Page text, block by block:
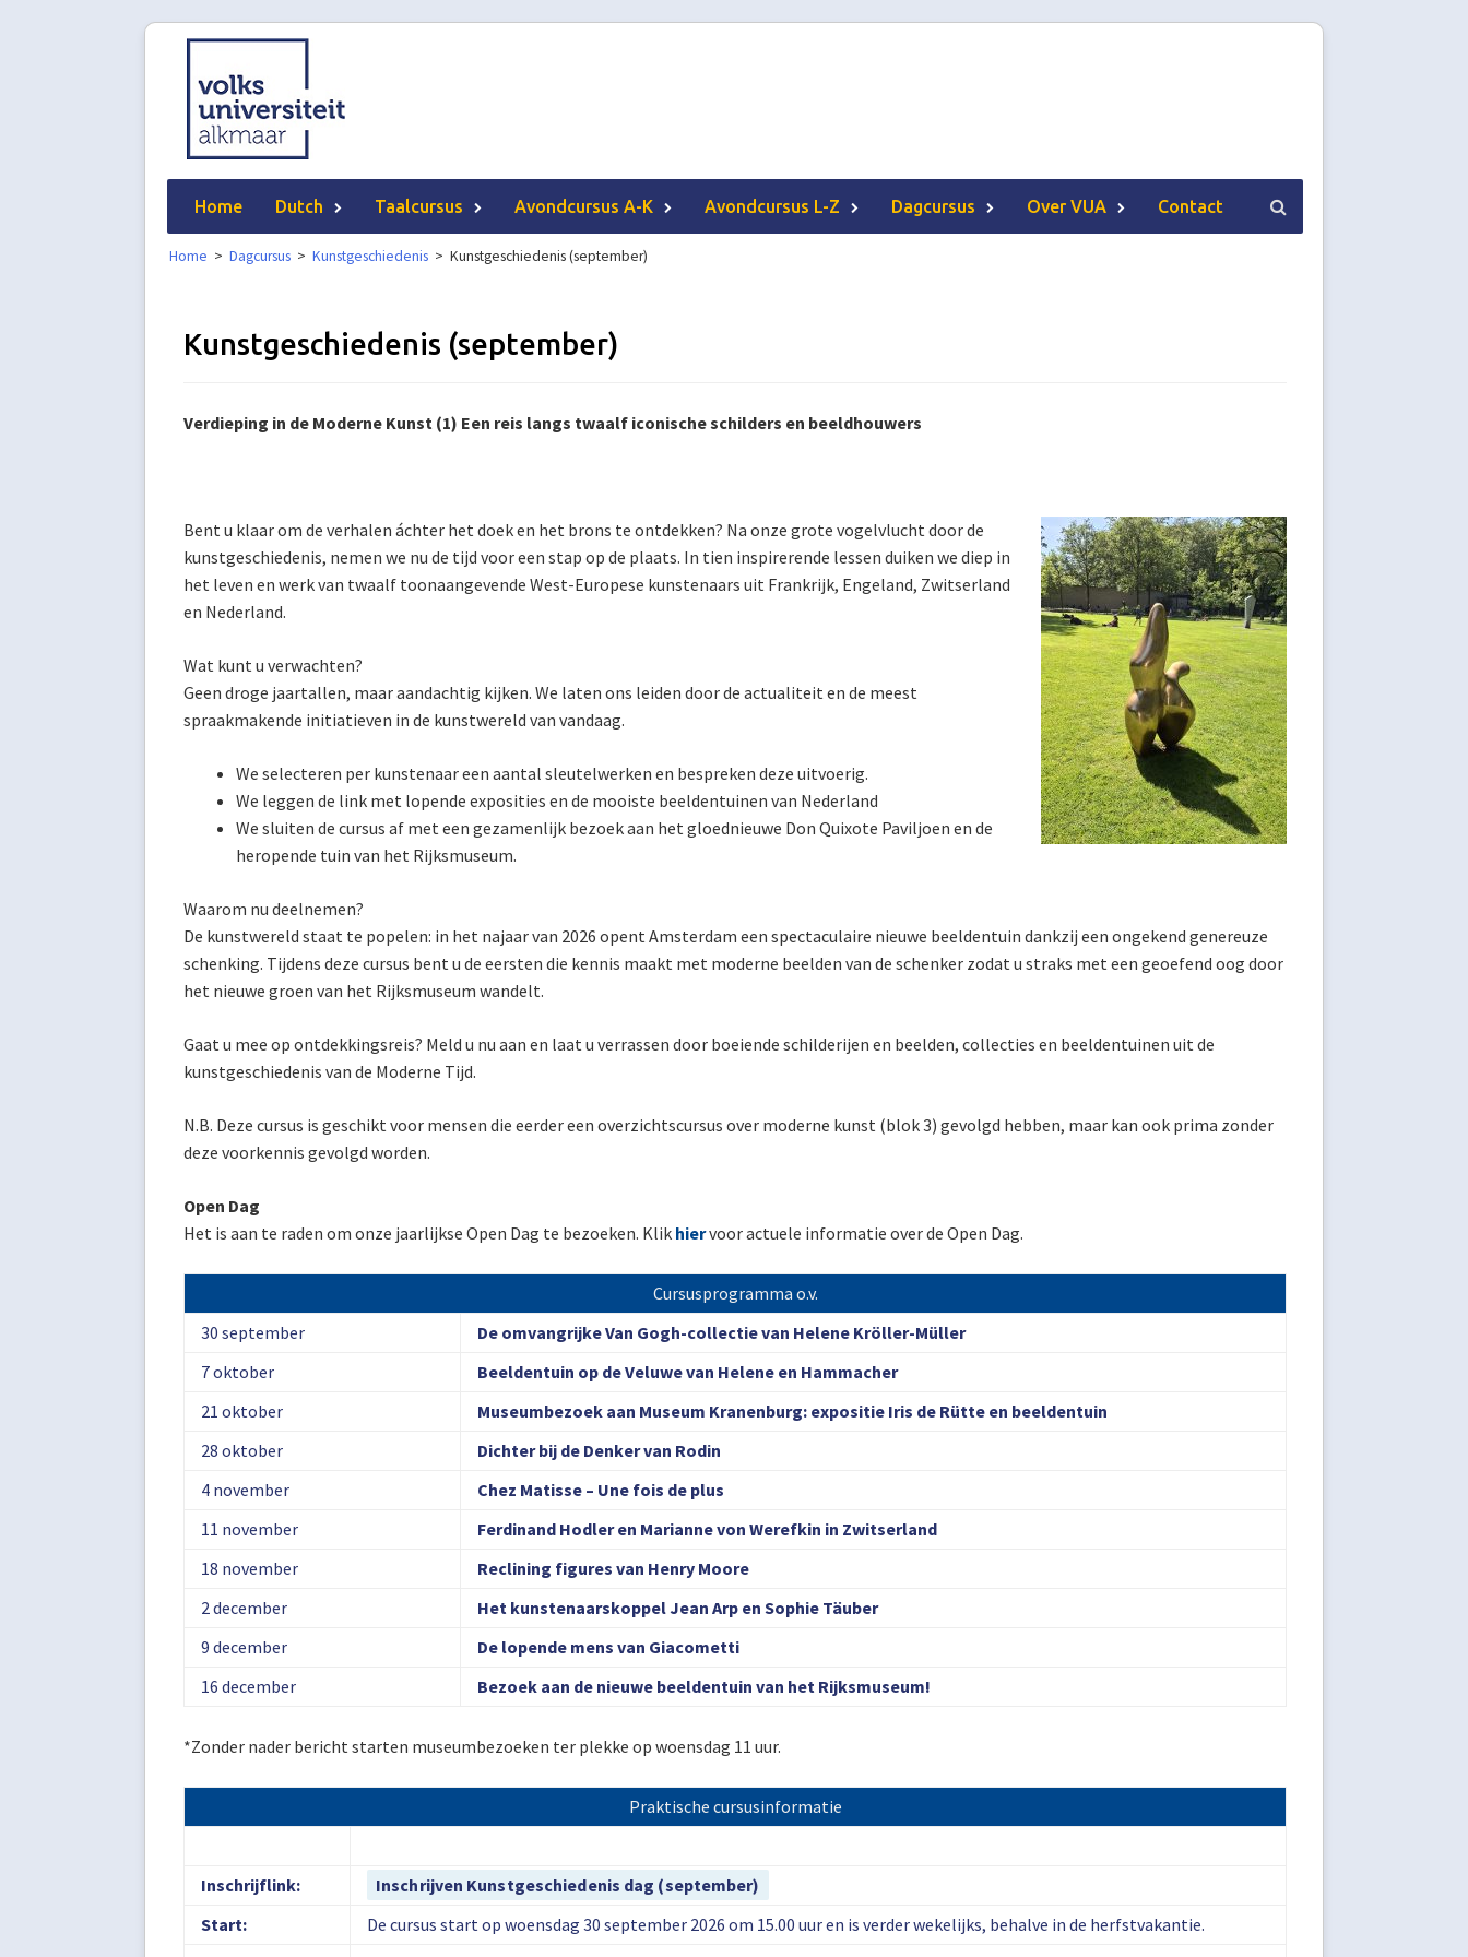
Skip
content
Home Dutch Taalcursus Avondcursus A-K Avondcursus L-Z Dagcursus Over VUA Contact
Home > Dagcursus > Kunstgeschiedenis > Kunstgeschiedenis (september)
Kunstgeschiedenis (september)
Verdieping in de Moderne Kunst (1) Een reis langs twaalf iconische schilders en beeldhouwers
Bent u klaar om de verhalen áchter het doek en het brons te ontdekken? Na onze grote vogelvlucht door de
kunstgeschiedenis, nemen we nu de tijd voor een stap op de plaats. In tien inspirerende lessen duiken we diep in
het leven en werk van twaalf toonaangevende West-Europese kunstenaars uit Frankrijk, Engeland, Zwitserland
en Nederland.
Wat kunt u verwachten?
Geen droge jaartallen, maar aandachtig kijken. We laten ons leiden door de actualiteit en de meest
spraakmakende initiatieven in de kunstwereld van vandaag.
We selecteren per kunstenaar een aantal sleutelwerken en bespreken deze uitvoerig.
We leggen de link met lopende exposities en de mooiste beeldentuinen van Nederland
We sluiten de cursus af met een gezamenlijk bezoek aan het gloednieuwe Don Quixote Paviljoen en de
heropende tuin van het Rijksmuseum.
Waarom nu deelnemen?
De kunstwereld staat te popelen: in het najaar van 2026 opent Amsterdam een spectaculaire nieuwe beeldentuin dankzij een ongekend genereuze
schenking. Tijdens deze cursus bent u de eersten die kennis maakt met moderne beelden van de schenker zodat u straks met een geoefend oog door
het nieuwe groen van het Rijksmuseum wandelt.
Gaat u mee op ontdekkingsreis? Meld u nu aan en laat u verrassen door boeiende schilderijen en beelden, collecties en beeldentuinen uit de
kunstgeschiedenis van de Moderne Tijd.
N.B. Deze cursus is geschikt voor mensen die eerder een overzichtscursus over moderne kunst (blok 3) gevolgd hebben, maar kan ook prima zonder
deze voorkennis gevolgd worden.
Open Dag
Het is aan te raden om onze jaarlijkse Open Dag te bezoeken. Klik hiervoor actuele informatie over de Open Dag.
Cursusprogramma o.v.
30 september
De omvangrijke Van Gogh-collectie van Helene Kröller-Müller
7 oktober
Beeldentuin op de Veluwe van Helene en Hammacher
21 oktober
Museumbezoek aan Museum Kranenburg: expositie Iris de Rütte en beeldentuin
28 oktober
Dichter bij de Denker van Rodin
4 november
Chez Matisse – Une fois de plus
11 november
Ferdinand Hodler en Marianne von Werefkin in Zwitserland
18 november
Reclining figures van Henry Moore
2 december
Het kunstenaarskoppel Jean Arp en Sophie Täuber
9 december
De lopende mens van Giacometti
16 december
Bezoek aan de nieuwe beeldentuin van het Rijksmuseum!
*Zonder nader bericht starten museumbezoeken ter plekke op woensdag 11 uur.
Praktische cursusinformatie
Inschrijflink:
Inschrijven Kunstgeschiedenis dag (september)
Start:
De cursus start op woensdag 30 september 2026 om 15.00 uur en is verder wekelijks, behalve in de herfstvakantie.